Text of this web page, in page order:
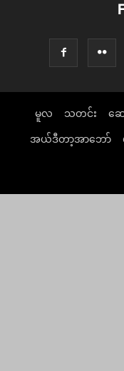
မူလ သတင်း ဆေ
အယ်ဒီတာ့အာဘော်